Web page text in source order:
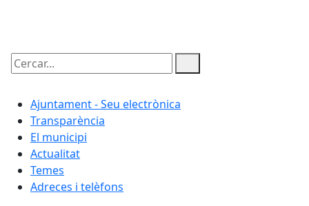
Cercar:
Ajuntament - Seu electrònica
Transparència
El municipi
Actualitat
Temes
Adreces i telèfons